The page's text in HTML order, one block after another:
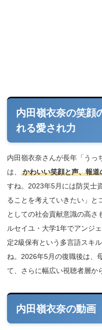
内田嶺衣奈の笑顔
れる愛され力
内田嶺衣奈さんが長年「うっ
は、かわいい笑顔と声、報
すね。2023年5月には防災士
ることを考えていきたい」と
としての社会貢献意識の高さ
ルセイユ・大学1年でアンジ
定2級保有という多言語スキ
ね。2026年5月の復職後は、
て、さらに幅広い視聴者層か
内田嶺衣奈の動画